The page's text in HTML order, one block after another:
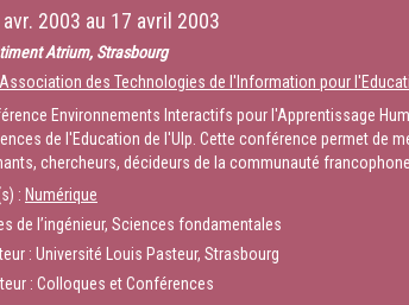
2003 au 17 avril 2003
Atrium, Strasbourg
Association des Technologies de l'Information pour
Environnements Interactifs pour l'Apprentissage
de l'Education de l'Ulp. Cette conférence permet de
chercheurs, décideurs de la communauté
: Numérique
de l’ingénieur, Sciences fondamentales
: Université Louis Pasteur, Strasbourg
: Colloques et Conférences